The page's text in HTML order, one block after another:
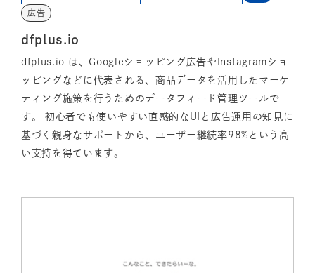
広告
dfplus.io
dfplus.io は、Googleショッピング広告やInstagramショ
ッピングなどに代表される、商品データを活用したマーケ
ティング施策を行うためのデータフィード管理ツールで
す。 初心者でも使いやすい直感的なUIと広告運用の知見に
基づく親身なサポートから、ユーザー継続率98%という高
い支持を得ています。